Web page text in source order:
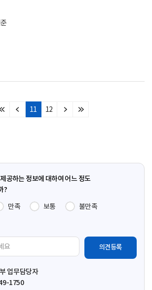
처
이
11 12
다
마
공하는 정보에 대하여 어느 정도
?
만족 보통
불만족
업무담당자
1750